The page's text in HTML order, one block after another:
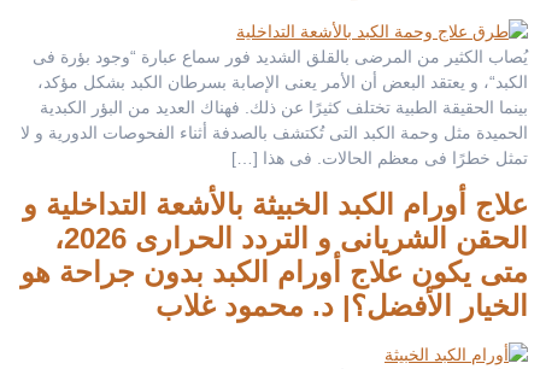
يُصاب الكثير من المرضى بالقلق الشديد فور سماع عبارة “وجود بؤرة فى
الكبد“، و يعتقد البعض أن الأمر يعنى الإصابة بسرطان الكبد بشكل مؤكد،
بينما الحقيقة الطبية تختلف كثيرًا عن ذلك. فهناك العديد من البؤر الكبدية
الحميدة مثل وحمة الكبد التى تُكتشف بالصدفة أثناء الفحوصات الدورية و لا
تمثل خطرًا فى معظم الحالات. فى هذا […]
علاج أورام الكبد الخبيثة بالأشعة التداخلية و
الحقن الشريانى و التردد الحرارى 2026،
متى يكون علاج أورام الكبد بدون جراحة هو
الخيار الأفضل؟| د. محمود غلاب